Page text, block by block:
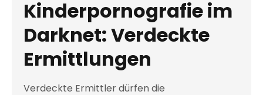
Kinderpornografie im
Darknet: Verdeckte
Ermittlungen
Verdeckte Ermittler dürfen die